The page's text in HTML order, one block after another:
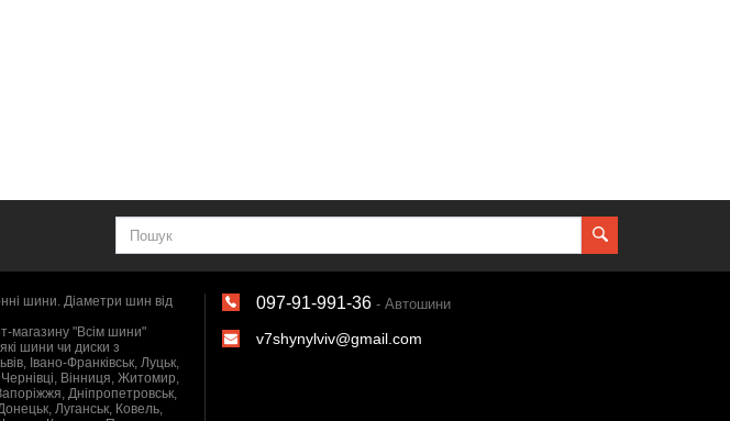
шини. Діаметри шин від
магазину "Всім шини"
шини чи диски з
Івано-Франківськ, Луцьк,
Вінниця, Житомир,
Дніпропетровськ,
Луганськ, Ковель,
097-91-991-36 - Автошини